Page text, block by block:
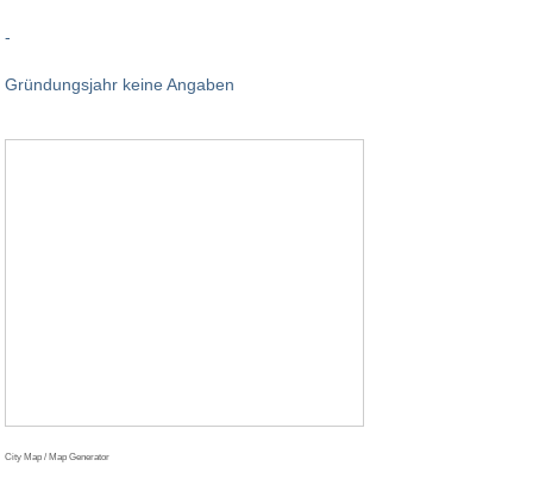
-
Gründungsjahr keine Angaben
City Map / Map Generator